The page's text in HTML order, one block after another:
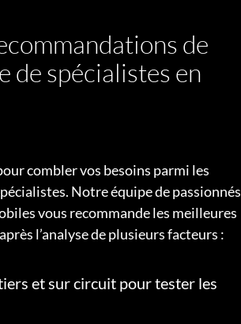
de
de spécialistes en
combler vos besoins parmi les
Notre équipe de passionnés
vous recommande les meilleures
l’analyse de plusieurs facteurs :
et sur circuit pour tester les